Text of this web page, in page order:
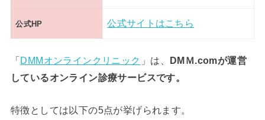
公式HP 公式サイトはこちら
「DMMオンラインクリニック 」は、 DMＭ.comが運営
しているオンライン診療サービスです。
特徴としては以下の5点が挙げられます。